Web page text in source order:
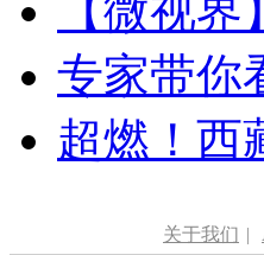
【微视
专家带你
超燃！西
关于我们 |